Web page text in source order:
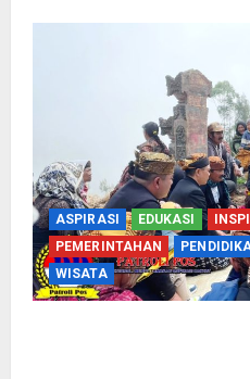
ASPIRASI EDUKASI
PEMERINTAHAN
WISATA